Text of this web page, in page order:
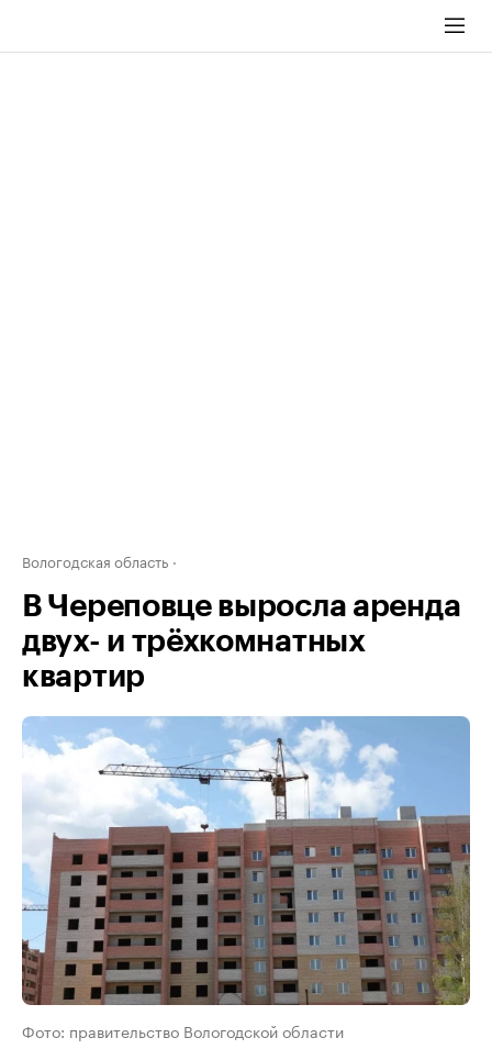
Вологодская область
В Череповце выросла аренда
двух- и трёхкомнатных
квартир
Фото: правительство Вологодской области